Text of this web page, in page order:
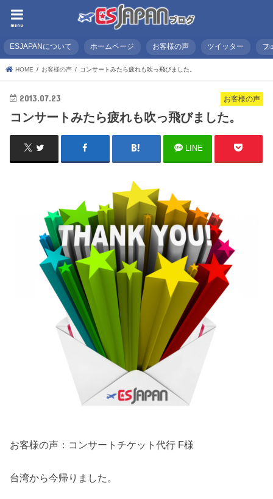
menu
ESJAPANについて ホームページ お客様の声 ツイッター フ
HOME お客様の声 コンサートみたら疲れも吹っ飛びました。
お客様の声
2013.07.23
コンサートみたら疲れも吹っ飛びました。
LINE
お客様の声：コンサートチケット代行 F様
台湾から今帰りました。